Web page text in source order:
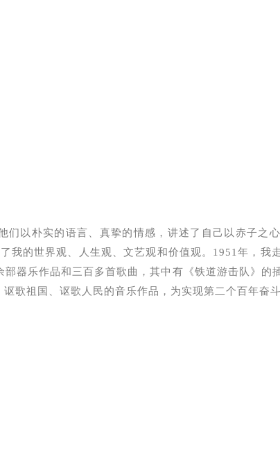
们以朴实的语言、真挚的情感，讲述了自己以赤子之
我的世界观、人生观、文艺观和价值观。1951年，我
器乐作品和三百多首歌曲，其中有《铁道游击队》的
歌祖国、讴歌人民的音乐作品，为实现第二个百年奋